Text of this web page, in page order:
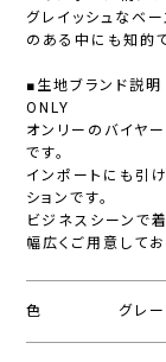
グレイッシュなベ
のある中にも知的
■生地ブランド説明
ONLY
オンリーのバイヤ
です。
インポートにも引
ションです。
ビジネスシーンで
幅広くご用意してお
色 グレ